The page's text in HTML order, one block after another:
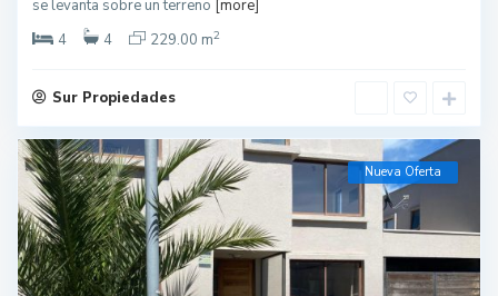
se levanta sobre un terreno [more]
4
4 229.00 m2
Sur Propiedades
Nueva Oferta